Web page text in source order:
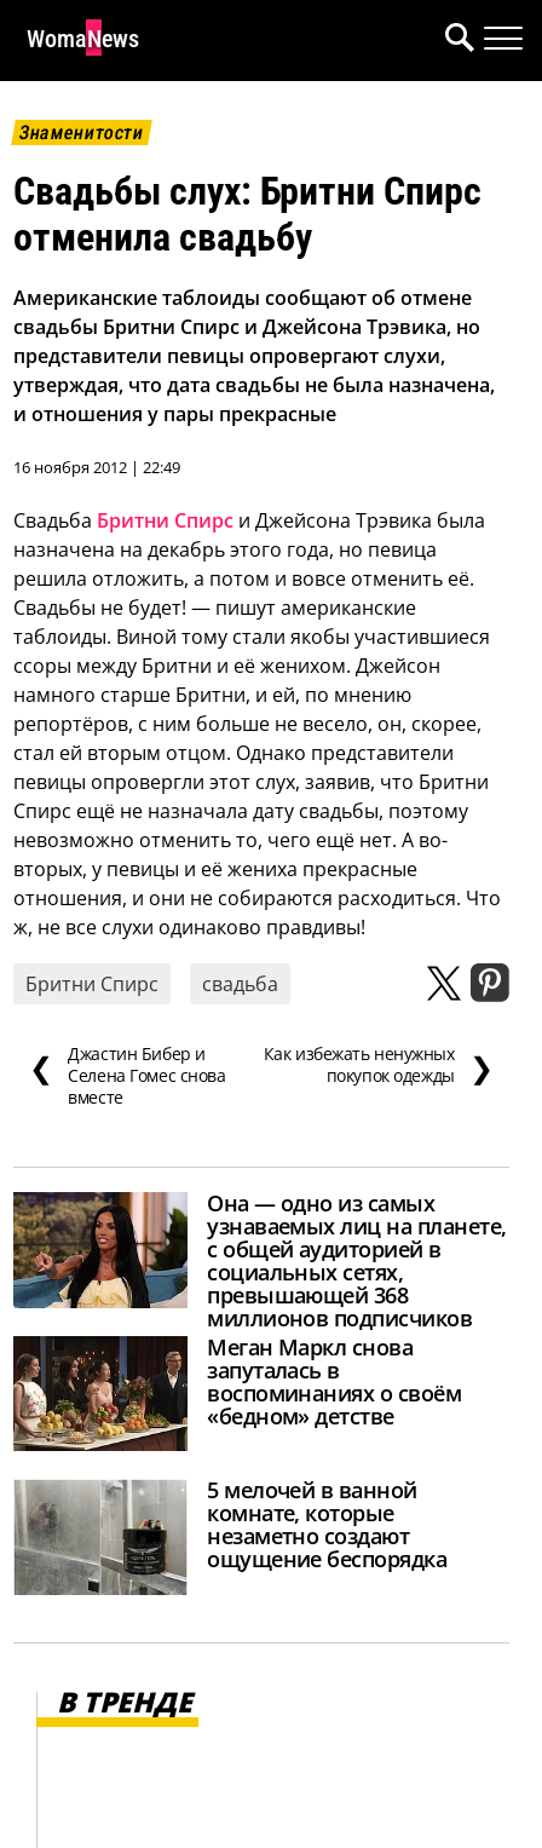
WomaNews
Знаменитости
Свадьбы слух: Бритни Спирс
отменила свадьбу
Американские таблоиды сообщают об отмене
свадьбы Бритни Спирс и Джейсона Трэвика, но
представители певицы опровергают слухи,
утверждая, что дата свадьбы не была назначена,
и отношения у пары прекрасные
16 ноября 2012 | 22:49
Свадьба Бритни Спирс и Джейсона Трэвика была
назначена на декабрь этого года, но певица
решила отложить, а потом и вовсе отменить её.
Свадьбы не будет! — пишут американские
таблоиды. Виной тому стали якобы участившиеся
ссоры между Бритни и её женихом. Джейсон
намного старше Бритни, и ей, по мнению
репортёров, с ним больше не весело, он, скорее,
стал ей вторым отцом. Однако представители
певицы опровергли этот слух, заявив, что Бритни
Спирс ещё не назначала дату свадьбы, поэтому
невозможно отменить то, чего ещё нет. А во-
вторых, у певицы и её жениха прекрасные
отношения, и они не собираются расходиться. Что
ж, не все слухи одинаково правдивы!
Бритни Спирс свадьба
❮
Джастин Бибер и
Селена Гомес снова
вместе
Как избежать ненужных
покупок одежды
❯
Она — одно из самых
узнаваемых лиц на планете,
с общей аудиторией в
социальных сетях,
превышающей 368
миллионов подписчиков
Меган Маркл снова
запуталась в
воспоминаниях о своём
«бедном» детстве
5 мелочей в ванной
комнате, которые
незаметно создают
ощущение беспорядка
В ТРЕНДЕ